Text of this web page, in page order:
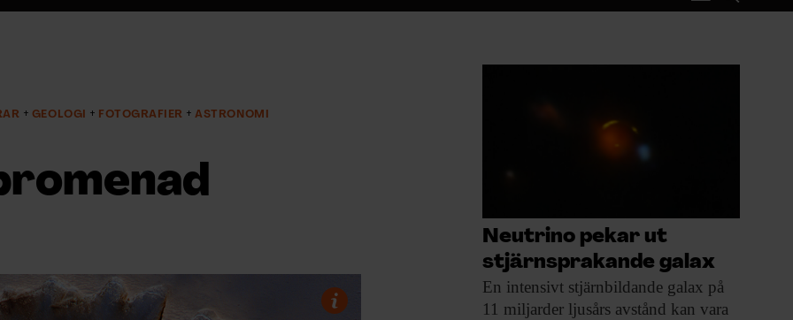
GEOLOGI FOTOGRAFIER ASTRONOMI
Neutrino pekar ut
stjärnsprakande galax
En intensivt stjärnbildande galax på
11 miljarder ljusårs avstånd kan vara